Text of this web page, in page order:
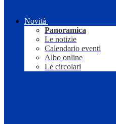
Novità
Panoramica
Le notizie
Calendario eventi
Albo online
Le circolari